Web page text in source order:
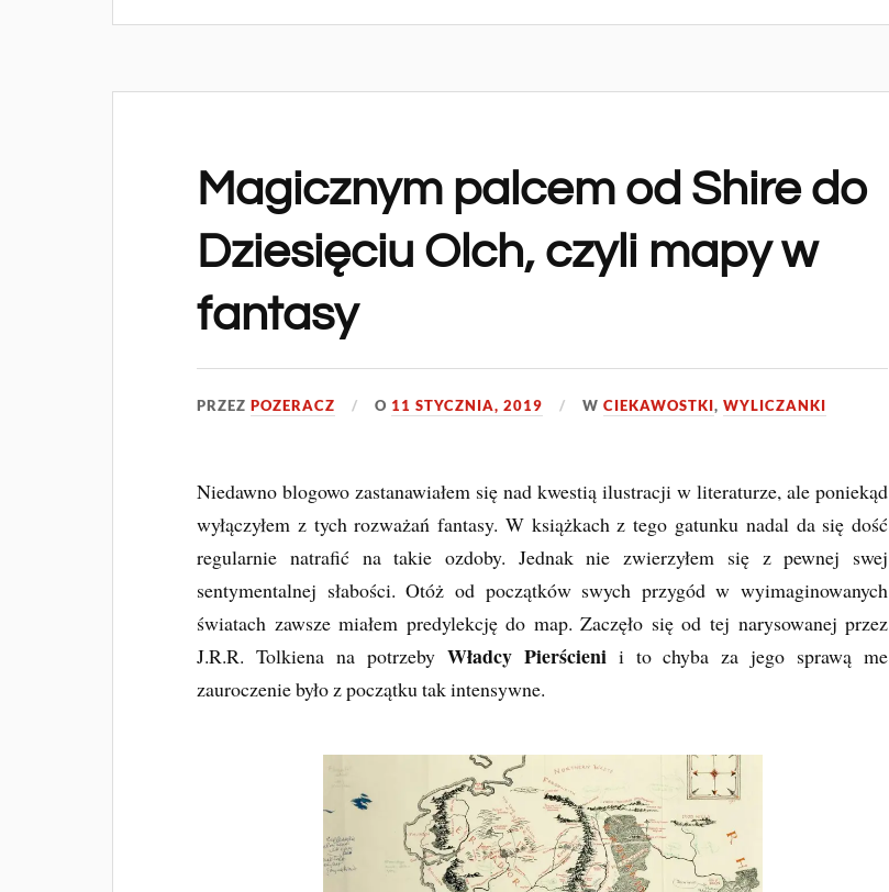
Magicznym palcem od Shire do
Dziesięciu Olch, czyli mapy w
fantasy
PRZEZPOZERACZ O 11 STYCZNIA, 2019 WCIEKAWOSTKI,WYLICZANKI
Niedawno blogowo zastanawiałem się nad kwestią ilustracji w literaturze, ale poniekąd
wyłączyłem z tych rozważań fantasy. W książkach z tego gatunku nadal da się dość
regularnie natrafić na takie ozdoby. Jednak nie zwierzyłem się z pewnej swej
sentymentalnej słabości. Otóż od początków swych przygód w wyimaginowanych
światach zawsze miałem predylekcję do map. Zaczęło się od tej narysowanej przez
J.R.R. Tolkiena na potrzeby Władcy Pierścienii to chyba za jego sprawą me
zauroczenie było z początku tak intensywne.